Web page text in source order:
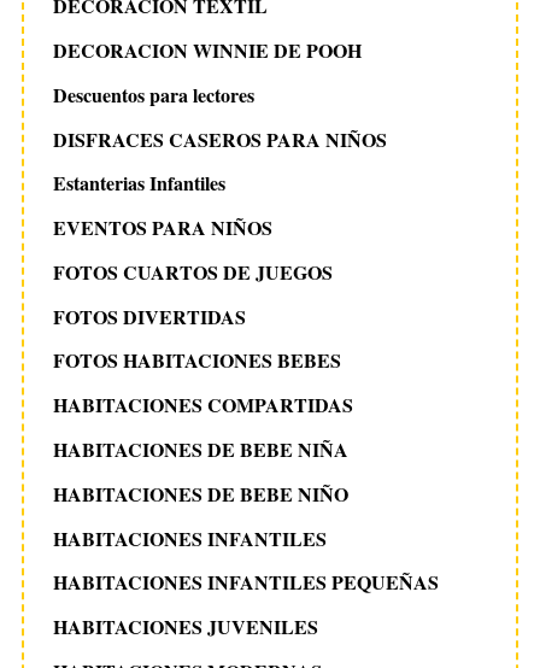
DECORACIÓN TEXTIL
DECORACION WINNIE DE POOH
Descuentos para lectores
DISFRACES CASEROS PARA NIÑOS
Estanterias Infantiles
EVENTOS PARA NIÑOS
FOTOS CUARTOS DE JUEGOS
FOTOS DIVERTIDAS
FOTOS HABITACIONES BEBES
HABITACIONES COMPARTIDAS
HABITACIONES DE BEBE NIÑA
HABITACIONES DE BEBE NIÑO
HABITACIONES INFANTILES
HABITACIONES INFANTILES PEQUEÑAS
HABITACIONES JUVENILES